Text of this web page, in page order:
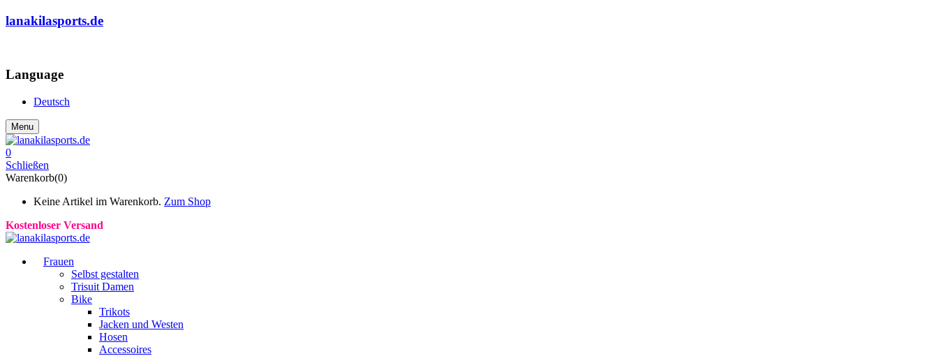
lanakilasports.de
Language
Deutsch
Menu
0
Schließen
Warenkorb(0)
Keine Artikel im Warenkorb. Zum Shop
Kostenloser Versand
Frauen
Selbst gestalten
Trisuit Damen
Bike
Trikots
Jacken und Westen
Hosen
Accessoires